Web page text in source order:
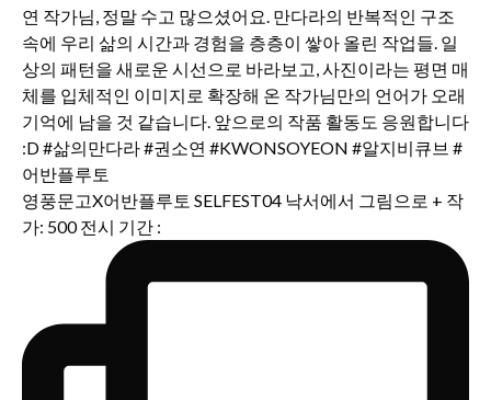
영풍문고X어반플루토 SELFEST04 낙서에서 그림으로 + 작
가: 500 전시 기간 :